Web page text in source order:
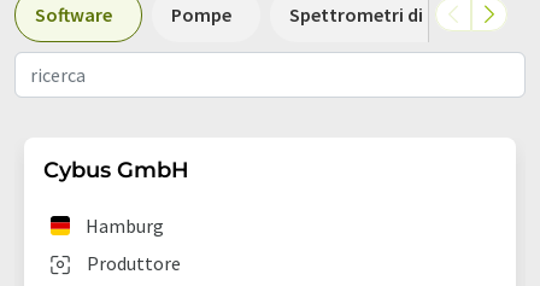
Software Pompe Spettrometri di massa
Cybus GmbH
Produttore
Hamburg